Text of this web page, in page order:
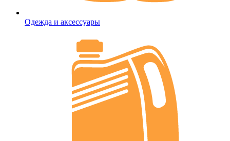
Одежда и аксессуары